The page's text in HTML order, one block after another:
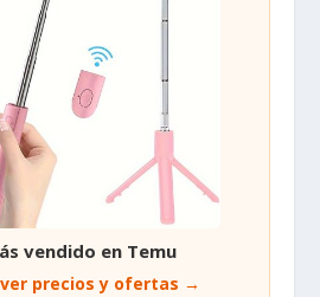
vendido en Temu
precios y ofertas →